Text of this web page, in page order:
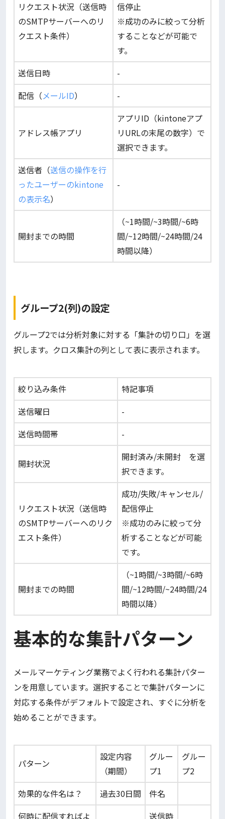
リクエスト状況（送信時
のSMTPサーバーへのリ
クエスト条件）
信停止
※成功のみに絞って分析
することなどが可能で
す。
送信日時
-
配信（メールID） -
アドレス帳アプリ
アプリID（kintoneアプ
リURLの末尾の数字）で
選択できます。
送信者（送信の操作を行
ったユーザーのkintone
の表示名）
-
開封までの時間
（~1時間/~3時間/~6時
間/~12時間/~24時間/24
時間以降）
グループ2(列)の設定
グループ2では分析対象に対する「集計の切り口」を選
択します。クロス集計の列として表に表示されます。
絞り込み条件
特記事項
送信曜日
-
送信時間帯
-
開封状況
開封済み/未開封 を選
択できます。
リクエスト状況（送信時
のSMTPサーバーへのリク
エスト条件）
成功/失敗/キャンセル/
配信停止
※成功のみに絞って分
析することなどが可能
です。
開封までの時間
（~1時間/~3時間/~6時
間/~12時間/~24時間/24
時間以降）
基本的な集計パターン
メールマーケティング業務でよく行われる集計パター
ンを用意しています。選択することで集計パターンに
対応する条件がデフォルトで設定され、すぐに分析を
始めることができます。
パターン
設定内容
（期間）
グルー
プ1
グルー
プ2
効果的な件名は？
過去30日間
件名
何時に配信すればよ
送信時